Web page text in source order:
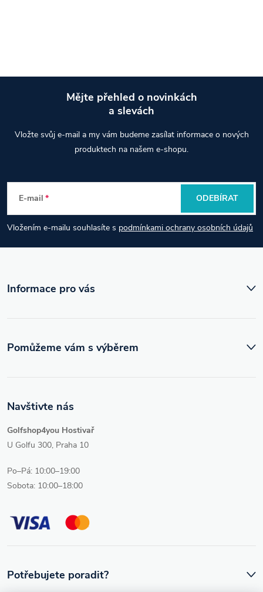
a
í
r
v
y
ý
s
u
p
a
t
Mějte přehled o novinkách
a slevách
Vložte svůj e-mail a my vám budeme zasílat informace o nových
produktech na našem e-shopu.
E-mail
Vložením e-mailu souhlasíte s podmínkami ochrany osobních údajů
ODEBÍRAT
Informace pro vás
Navštivte nás
Golfshop4you Hostivař
U Golfu 300, Praha 10
Po–Pá: 10:00–19:00
Sobota: 10:00–18:00
Pomůžeme vám s výběrem
Potřebujete poradit?